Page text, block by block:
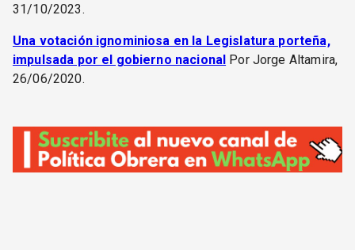
31/10/2023.
Una votación ignominiosa en la Legislatura porteña,
impulsada por el gobierno nacional Por Jorge Altamira,
26/06/2020.